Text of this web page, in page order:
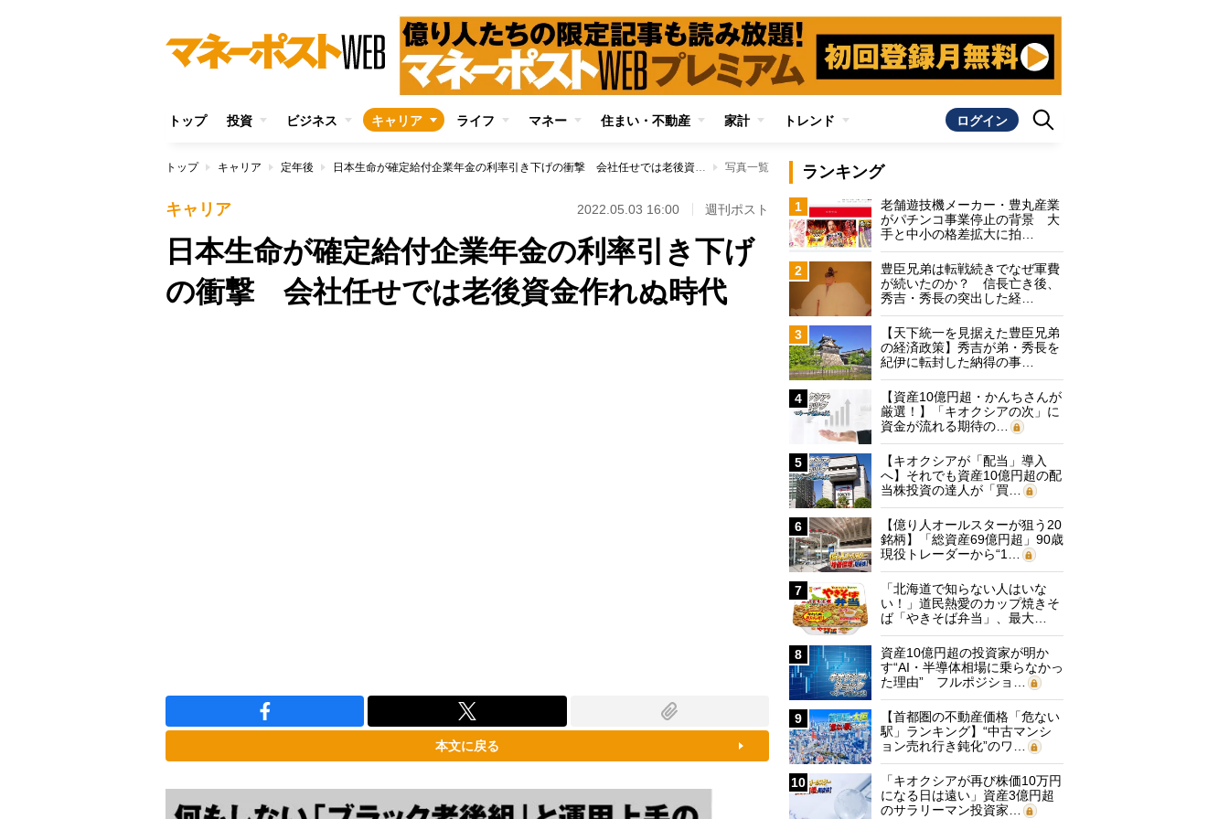
トップ 投資 ビジネス キャリア ライフ マネー 住まい・不動産 家計 トレンド ログイン
トップ キャリア 定年後 日本生命が確定給付企業年金の利率引き下げの衝撃 会社任せでは老後資金作れぬ時代 写真一覧
キャリア 2022.05.03 16:00 週刊ポスト
日本生命が確定給付企業年金の利率引き下げ
の衝撃 会社任せでは老後資金作れぬ時代
本文に戻る
ランキング
1
老舗遊技機メーカー・豊丸産業
がパチンコ事業停止の背景 大
手と中小の格差拡大に拍…
2
豊臣兄弟は転戦続きでなぜ軍費
が続いたのか？ 信長亡き後、
秀吉・秀長の突出した経…
3
【天下統一を見据えた豊臣兄弟
の経済政策】秀吉が弟・秀長を
紀伊に転封した納得の事…
4
【資産10億円超・かんちさんが
厳選！】「キオクシアの次」に
資金が流れる期待の…
5
【キオクシアが「配当」導入
へ】それでも資産10億円超の配
当株投資の達人が「買…
6
【億り人オールスターが狙う20
銘柄】「総資産69億円超」90歳
現役トレーダーから“1…
7
「北海道で知らない人はいな
い！」道民熱愛のカップ焼きそ
ば「やきそば弁当」、最大…
8
資産10億円超の投資家が明か
す“AI・半導体相場に乗らなかっ
た理由” フルポジショ…
9
【首都圏の不動産価格「危ない
駅」ランキング】“中古マンシ
ョン売れ行き鈍化”のワ…
10
「キオクシアが再び株価10万円
になる日は遠い」資産3億円超
のサラリーマン投資家…